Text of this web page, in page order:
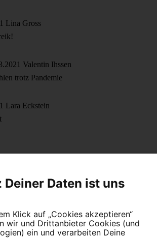
Lina Gross
Valentin Ihssen
trotz Pandemie
Lara Eckstein
den Unterschied. Schließe Dich 4,5
Deiner Daten ist uns
Klick auf „Cookies akzeptieren“
wir und Drittanbieter Cookies (und
ein und verarbeiten Deine